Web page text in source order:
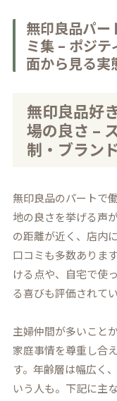
無印良品パー
ミ集 – ポジ
面から見る実
無印良品好
場の良さ –
制・ブラン
無印良品のパートで
地の良さを挙げる声
の距離が近く、店内
口コミも多数ありま
ける点や、自宅で使
る喜びも評価されてい
主婦仲間が多いこと
家庭事情を尊重し合
す。年齢層は幅広く
いう人も。下記に主